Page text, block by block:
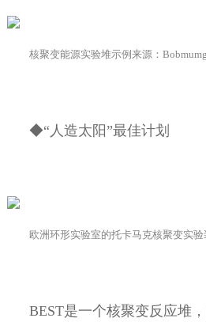
核聚变能源实验堆示例来源：
◆“人造太阳”最佳计划
欧洲环形实验室的托卡马克核聚变实验
BEST是一个核聚变反应堆